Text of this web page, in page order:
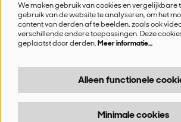
Schrijf je in voor onze
Ik wil nieuws!
We maken gebruik van cookies en vergelijkbare
gebruik van de website te analyseren, om het
content van derden af te beelden, zoals ook
verschillende andere toepassingen. Deze
geplaatst door derden.Meer informatie…
Alleen functionele
Minimale cookies